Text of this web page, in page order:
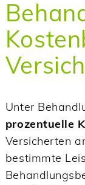
Unter
prozentuelle
Versicherten
bestimmte